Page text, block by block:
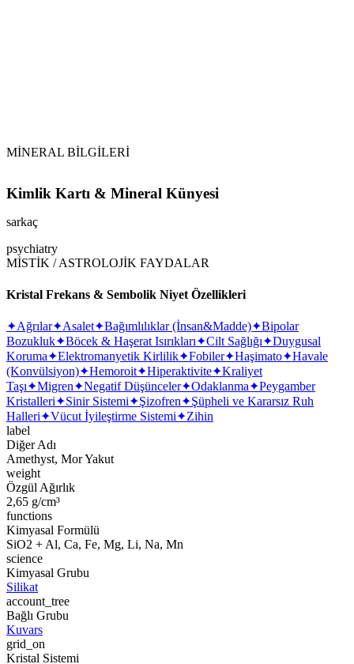
MİNERAL BİLGİLERİ
Kimlik Kartı & Mineral Künyesi
sarkaç
psychiatry
MİSTİK / ASTROLOJİK FAYDALAR
Kristal Frekans & Sembolik Niyet Özellikleri
✦Ağrılar✦Asalet✦Bağımlılıklar (İnsan&Madde)✦Bipolar
Bozukluk✦Böcek & Haşerat Isırıkları✦Cilt Sağlığı✦Duygusal
Koruma✦Elektromanyetik Kirlilik✦Fobiler✦Haşimato✦Havale
(Konvülsiyon)✦Hemoroit✦Hiperaktivite✦Kraliyet
Taşı✦Migren✦Negatif Düşünceler✦Odaklanma✦Peygamber
Kristalleri✦Sinir Sistemi✦Şizofren✦Şüpheli ve Kararsız Ruh
Halleri✦Vücut İyileştirme Sistemi✦Zihin
label
Diğer Adı
Amethyst, Mor Yakut
weight
Özgül Ağırlık
2,65 g/cm³
functions
Kimyasal Formülü
SiO2 + Al, Ca, Fe, Mg, Li, Na, Mn
science
Kimyasal Grubu
Silikat
account_tree
Bağlı Grubu
Kuvars
grid_on
Kristal Sistemi